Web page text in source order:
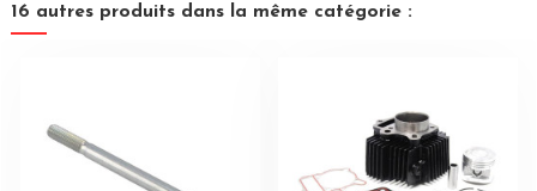
16 autres produits dans la même catégorie :